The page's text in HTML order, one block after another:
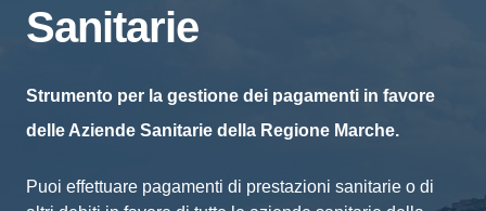
Sanitarie
Strumento per la gestione dei pagamenti in favore
delle Aziende Sanitarie della Regione Marche.
Puoi effettuare pagamenti di prestazioni sanitarie o di